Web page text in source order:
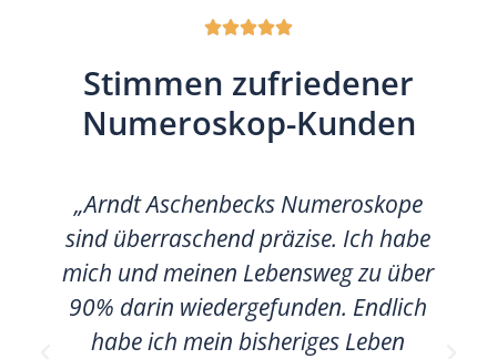

Stimmen zufriedener
Numeroskop-Kunden
„Arndt Aschenbecks Numeroskope
sind überraschend präzise. Ich habe
mich und meinen Lebensweg zu über
90% darin wiedergefunden. Endlich
habe ich mein bisheriges Leben